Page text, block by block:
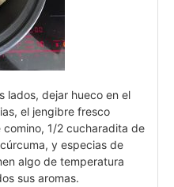
lados, dejar hueco en el
el jengibre fresco
1/2 cucharadita de
y especias de
algo de temperatura
sus aromas.